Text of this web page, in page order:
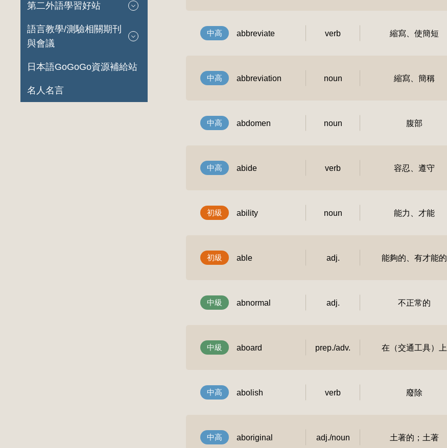
第二外語學習好站
語言教學/測驗相關期刊
與會議
日本語GoGoGo資源補給站
名人名言
中高 abbreviate verb 縮寫、使簡短
中高 abbreviation noun 縮寫、簡稱
中高 abdomen noun 腹部
中高 abide verb 容忍、遵守
初級 ability noun 能力、才能
初級 able adj. 能夠的、有才能的
中級 abnormal adj. 不正常的
中級 aboard prep./adv. 在（交通工具）上
中高 abolish verb 廢除
中高 aboriginal adj./noun 土著的；土著